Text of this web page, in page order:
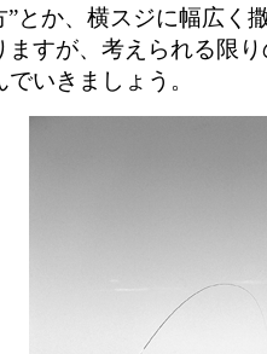
”とか、横スジに幅広く
ますが、考えられる限
いきましょう。